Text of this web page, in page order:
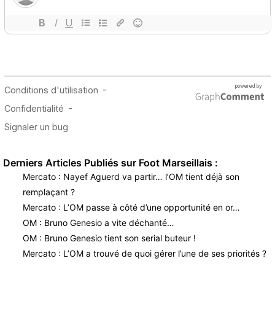
Derniers Articles Publiés sur Foot Marseillais :
Mercato : Nayef Aguerd va partir… l’OM tient déjà son
remplaçant ?
Mercato : L’OM passe à côté d’une opportunité en or…
OM : Bruno Genesio a vite déchanté…
OM : Bruno Genesio tient son serial buteur !
Mercato : L’OM a trouvé de quoi gérer l’une de ses priorités ?